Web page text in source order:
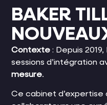
BAKER
Contexte : Depuis
sessions d’intégration
mesure.
Ce cabinet